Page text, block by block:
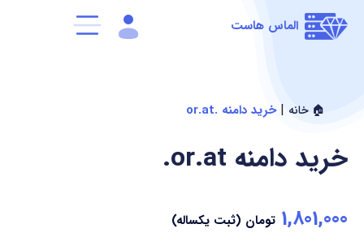
الماس هاست
🏠 خانه |خرید دامنه .or.at
.or.at خرید دامنه
1,801,000 تومان (ثبت یکساله)